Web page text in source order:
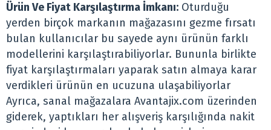
Ürün Ve Fiyat Karşılaştırma İmkanı: Oturduğu
yerden birçok markanın mağazasını gezme fırsatı
bulan kullanıcılar bu sayede aynı ürünün farklı
modellerini karşılaştırabiliyorlar. Bununla birlikte
fiyat karşılaştırmaları yaparak satın almaya karar
verdikleri ürünün en ucuzuna ulaşabiliyorlar
Ayrıca, sanal mağazalara Avantajix.com üzerinden
giderek, yaptıkları her alışveriş karşılığında nakit